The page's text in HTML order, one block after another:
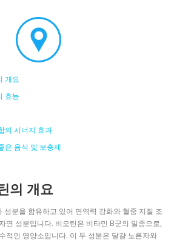
개요
효능
의 시너지 효과
은 음식 및 보충제
의 개요
성분을 함유하고 있어 면역력 강화와 혈중 지질 조
연 성분입니다. 비오틴은 비타민 B군의 일종으로,
적인 영양소입니다. 이 두 성분은 달걀 노른자와